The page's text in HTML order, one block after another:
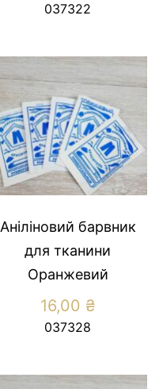
037322
Аніліновий барвник
для тканини
Оранжевий
16,00 ₴
037328